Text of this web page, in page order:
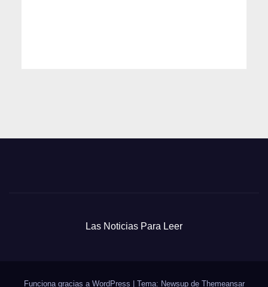
Las Noticias Para Leer
Funciona gracias a WordPress Tema: Newsup de Themeansar